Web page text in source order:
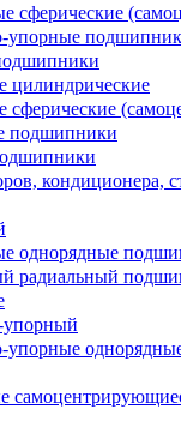
сферические
упорные
цилиндрические
сферические
подшипники
кондиционера,
однорядные
радиальный
упорный
упорные